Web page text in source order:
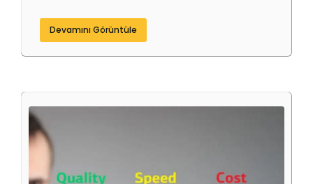
Devamını Görüntüle